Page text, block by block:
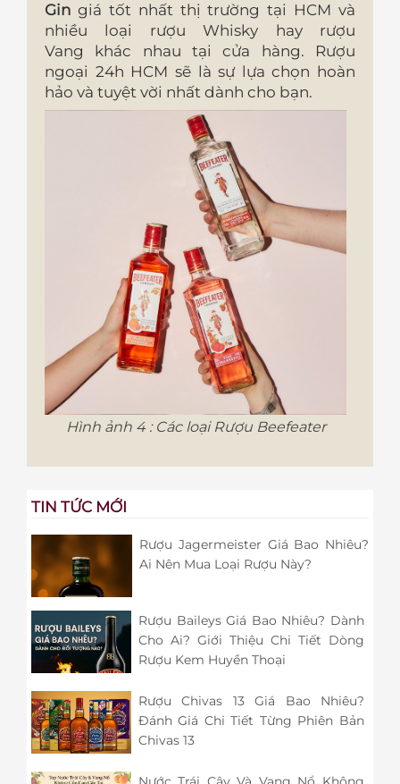
Gin giá tốt nhất thị trường tại HCM và
nhiều loại rượu Whisky hay rượu
Vang khác nhau tại cửa hàng. Rượu
ngoại 24h HCM sẽ là sự lựa chọn hoàn
hảo và tuyệt vời nhất dành cho bạn.
Hình ảnh 4 : Các loại Rượu Beefeater
TIN TỨC MỚI
Rượu Jagermeister Giá Bao Nhiêu?
Ai Nên Mua Loại Rượu Này?
Rượu Baileys Giá Bao Nhiêu? Dành
Cho Ai? Giới Thiệu Chi Tiết Dòng
Rượu Kem Huyền Thoại
Rượu Chivas 13 Giá Bao Nhiêu?
Đánh Giá Chi Tiết Từng Phiên Bản
Chivas 13